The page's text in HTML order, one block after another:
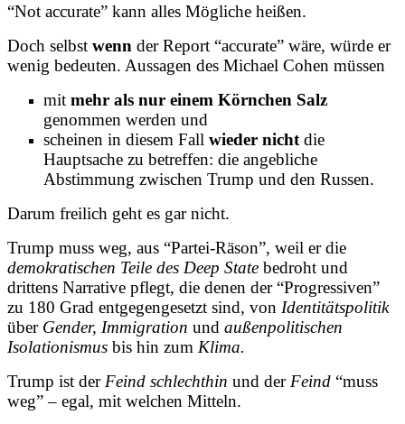
“Not accurate” kann alles Mögliche heißen.
Doch selbst wenn der Report “accurate” wäre, würde er
wenig bedeuten. Aussagen des Michael Cohen müssen
mit mehr als nur einem Körnchen Salz
genommen werden und
scheinen in diesem Fall wieder nicht die
Hauptsache zu betreffen: die angebliche
Abstimmung zwischen Trump und den Russen.
Darum freilich geht es gar nicht.
Trump muss weg, aus “Partei-Räson”, weil er die
demokratischen Teile des Deep State bedroht und
drittens Narrative pflegt, die denen der “Progressiven”
zu 180 Grad entgegengesetzt sind, von Identitätspolitik
über Gender, Immigration und außenpolitischen
Isolationismus bis hin zum Klima.
Trump ist der Feind schlechthin und der Feind “muss
weg”– egal, mit welchen Mitteln.